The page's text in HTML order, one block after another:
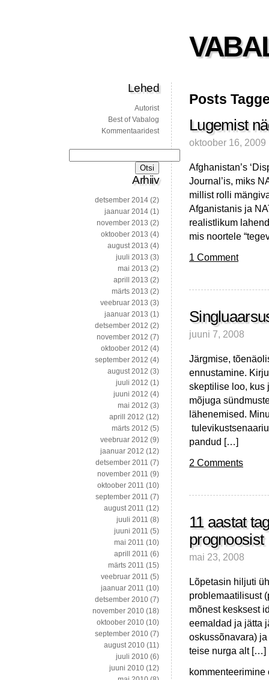
Posts
Lugemist
oktoober 16, 2009
Afghanistan’s
Journal’is, miks
millist rolli
Afganistanis ja
realistlikum
mis noortele
1 Comment
juuni 7, 2008
Järgmise,
ennustamine.
skeptilise loo, kus
mõjuga
lähenemised.
pandud […]
2 Comments
11 aastat
prognoosist
mai 23, 2008
Lõpetasin hiljuti
problemaatilisust
mõnest kesksest
eemaldad ja jätta
oskussõnavara)
teise nurga alt […]
11
Lehed
Autorist
Best of Vabalog
Kommentaaridest
Arhiiv
detsember 2014 (2)
jaanuar 2014 (1)
november 2013 (2)
oktoober 2013 (4)
august 2013 (4)
juuli 2013 (3)
mai 2013 (2)
aprill 2013 (2)
märts 2013 (2)
veebruar 2013 (3)
jaanuar 2013 (1)
detsember 2012 (2)
november 2012 (7)
oktoober 2012 (4)
september 2012 (4)
august 2012 (3)
juuli 2012 (1)
juuni 2012 (4)
mai 2012 (3)
aprill 2012 (12)
märts 2012 (5)
veebruar 2012 (9)
jaanuar 2012 (12)
detsember 2011 (7)
november 2011 (9)
oktoober 2011 (10)
september 2011 (7)
august 2011 (12)
juuli 2011 (8)
juuni 2011 (5)
mai 2011 (10)
aprill 2011 (6)
märts 2011 (15)
veebruar 2011 (5)
jaanuar 2011 (10)
detsember 2010 (7)
november 2010 (18)
oktoober 2010 (10)
september 2010 (7)
august 2010 (11)
juuli 2010 (6)
juuni 2010 (12)